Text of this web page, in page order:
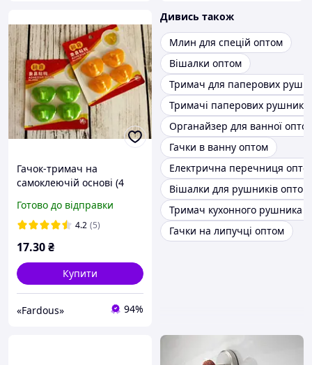
Гачок-тримач на
самоклеючій основі (4
Готово до відправки
4.2 (5)
17.30₴
Купити
«Fardous» 94%
Дивись також
Млин для спецій оптом
Вішалки оптом
Тримач для паперових
Тримачі паперових
Органайзер для ванної
Гачки в ванну оптом
Електрична перечниця
Вішалки для рушників оптом
Тримач кухонного рушника
Гачки на липучці оптом